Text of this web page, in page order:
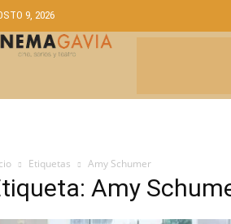
9, 2026
Etiquetas Amy Schumer
Amy